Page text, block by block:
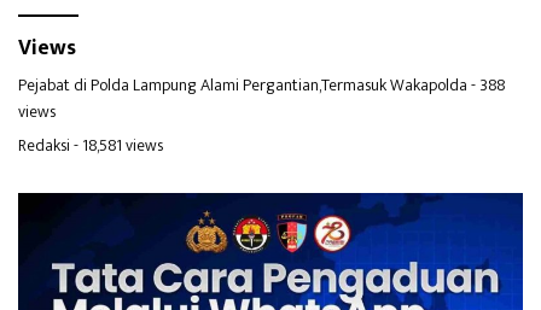
Views
Pejabat di Polda Lampung Alami Pergantian,Termasuk Wakapolda- 388
views
Redaksi- 18,581 views